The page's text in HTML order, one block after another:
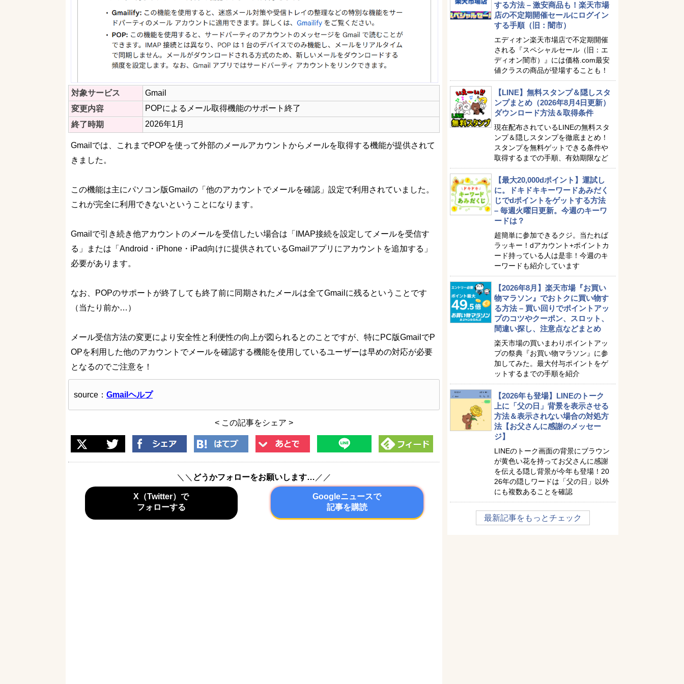
対象サービス
Gmail
変更内容
POPによるメール取得機能のサポート終了
終了時期
2026年1月
Gmailでは、これまでPOPを使って外部のメールアカウントからメールを取得する機能が提供されて
きました。
この機能は主にパソコン版Gmailの「他のアカウントでメールを確認」設定で利用されていました。
これが完全に利用できないということになります。
Gmailで引き続き他アカウントのメールを受信したい場合は「IMAP接続を設定してメールを受信す
る」または「Android・iPhone・iPad向けに提供されているGmailアプリにアカウントを追加する」
必要があります。
なお、POPのサポートが終了しても終了前に同期されたメールは全てGmailに残るということです
（当たり前か…）
メール受信方法の変更により安全性と利便性の向上が図られるとのことですが、特にPC版GmailでP
OPを利用した他のアカウントでメールを確認する機能を使用しているユーザーは早めの対応が必要
となるのでご注意を！
source： Gmailヘルプ
< この記事をシェア >
＼＼ どうかフォローをお願いします… ／／
X（Twitter）で
フォローする
Googleニュースで
記事を購読
する方法 – 激安商品も！楽天市場
店の不定期開催セールにログイン
する手順（旧：闇市）
エディオン楽天市場店で不定期開催
される『スペシャルセール（旧：エ
ディオン闇市）』には価格.com最安
値クラスの商品が登場することも！
【LINE】無料スタンプ＆隠しスタ
ンプまとめ（2026年8月4日更新）
ダウンロード方法＆取得条件
現在配布されているLINEの無料スタ
ンプ＆隠しスタンプを徹底まとめ！
スタンプを無料ゲットできる条件や
取得するまでの手順、有効期限など
【最大20,000dポイント】運試し
に。ドキドキキーワードあみだく
じでdポイントをゲットする方法
– 毎週火曜日更新。今週のキーワ
ードは？
超簡単に参加できるクジ。当たれば
ラッキー！dアカウント+ポイントカ
ード持っている人は是非！今週のキ
ーワードも紹介しています
【2026年8月】楽天市場『お買い
物マラソン』でおトクに買い物す
る方法 – 買い回りでポイントアッ
プのコツやクーポン、スロット、
間違い探し、注意点などまとめ
楽天市場の買いまわりポイントアッ
プの祭典『お買い物マラソン』に参
加してみた。最大付与ポイントをゲ
ットするまでの手順を紹介
【2026年も登場】LINEのトーク
上に「父の日」背景を表示させる
方法＆表示されない場合の対処方
法【お父さんに感謝のメッセー
ジ】
LINEのトーク画面の背景にブラウン
が黄色い花を持ってお父さんに感謝
を伝える隠し背景が今年も登場！20
26年の隠しワードは「父の日」以外
にも複数あることを確認
最新記事をもっとチェック